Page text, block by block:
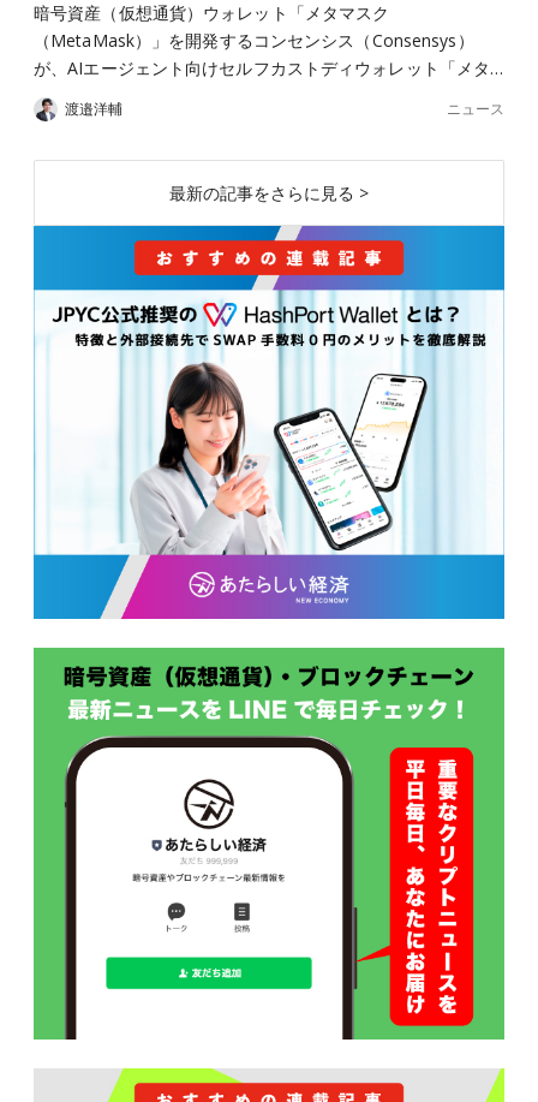
暗号資産（仮想通貨）ウォレット「メタマスク
（MetaMask）」を開発するコンセンシス（Consensys）
が、AIエージェント向けセルフカストディウォレット「メタ…
渡邉洋輔 ニュース
最新の記事をさらに見る >